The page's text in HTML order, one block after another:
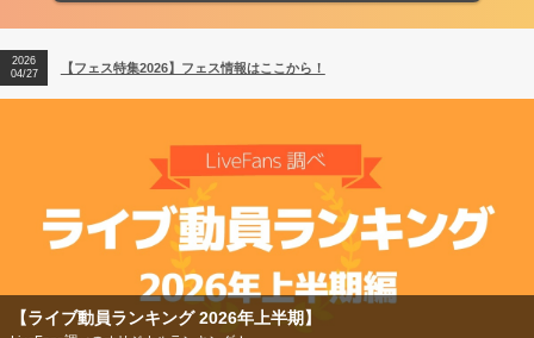
【ライブ動員ランキング】2026年上半期編発表！
2026
04/27
【フェス特集2026】フェス情報はここから！
2026
【フェス特集2026】